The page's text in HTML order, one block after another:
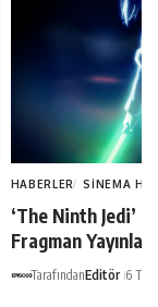
HABERLER SINEMA
‘The Ninth Jedi’
Fragman
TarafındanEditör 6